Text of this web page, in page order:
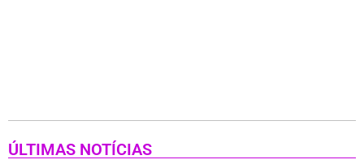
ÚLTIMAS NOTÍCIAS